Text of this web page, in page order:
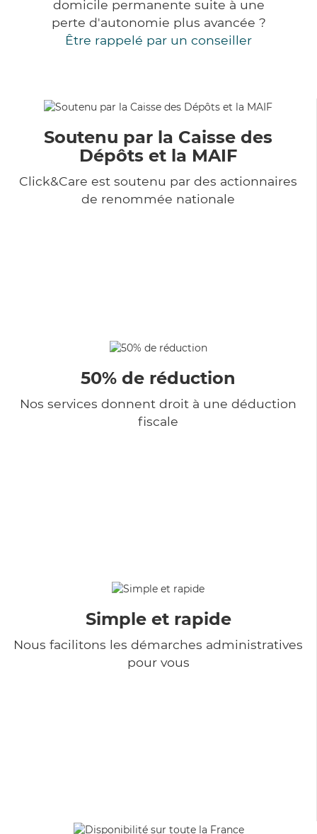
domicile permanente suite à une
perte d'autonomie plus avancée ?
Être rappelé par un conseiller
Soutenu par la Caisse des
Dépôts et la MAIF
Click&Care est soutenu par des actionnaires
de renommée nationale
50% de réduction
Nos services donnent droit à une déduction
fiscale
Simple et rapide
Nous facilitons les démarches administratives
pour vous